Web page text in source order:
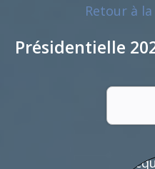
Retour à
Présidentielle